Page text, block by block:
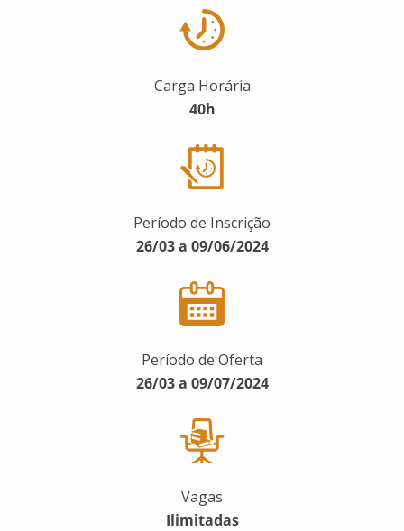
Carga Horária
40h
Período de Inscrição
26/03 a 09/06/2024
Período de Oferta
26/03 a 09/07/2024
Vagas
Ilimitadas